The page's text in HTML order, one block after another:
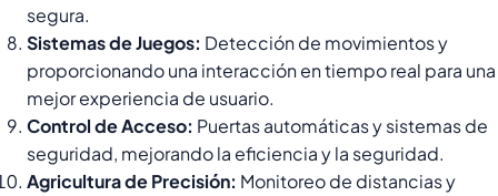
segura.
Sistemas de Juegos: Detección de movimientos y
proporcionando una interacción en tiempo real para una
mejor experiencia de usuario.
Control de Acceso: Puertas automáticas y sistemas de
seguridad, mejorando la eficiencia y la seguridad.
Agricultura de Precisión: Monitoreo de distancias y